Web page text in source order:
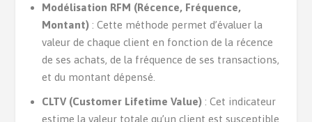
Modélisation RFM (Récence, Fréquence,
Montant): Cette méthode permet d’évaluer la
valeur de chaque client en fonction de la récence
de ses achats, de la fréquence de ses transactions,
et du montant dépensé.
CLTV (Customer Lifetime Value): Cet indicateur
estime la valeur totale qu’un client est susceptible